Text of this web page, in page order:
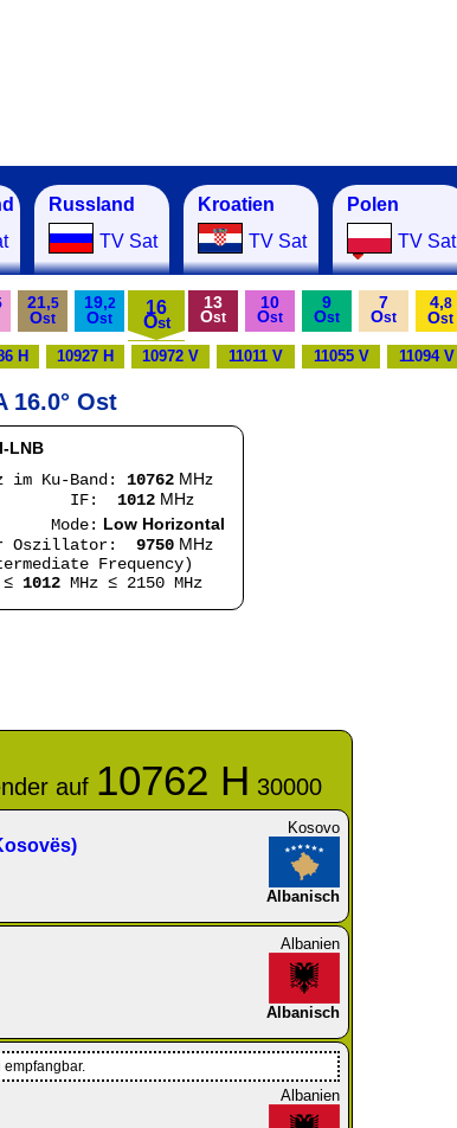
Russland
TV Sat
Kroatien
TV Sat
Polen
TV Sat
21,5
Ost
19,2
Ost
16
Ost
13
Ost
10
Ost
9
Ost
7
Ost
4,8
Ost
H 10927 H 10972 V 11011 V 11055 V 11094 V
16.0° Ost
LNB
im Ku-Band: 10762 MHz
1012 MHz
Low Horizontal
Oszillator:
9750 MHz
Frequency)
≤ 1012 MHz ≤ 2150 MHz
auf 10762 H 30000
Kosovo
Albanisch
Albanien
Albanisch
empfangbar.
Albanien